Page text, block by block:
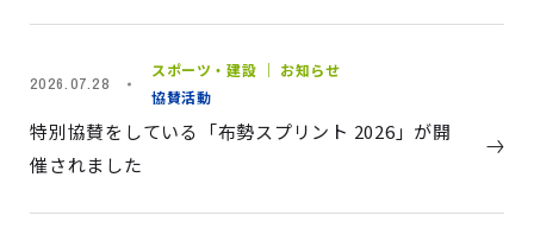
2026.07.28
スポーツ・建設 ｜ お知らせ
協賛活動
特別協賛をしている「布勢スプリント 2026」が開
催されました